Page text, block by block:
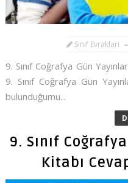
Sınıf Evrakları
9. Sınıf Coğrafya Gün
9. Sınıf Coğrafya Gün
bulunduğumu...
9. Sınıf
Kitabı